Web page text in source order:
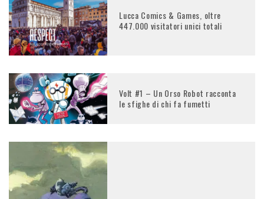
Lucca Comics & Games, oltre
447.000 visitatori unici totali
Volt #1 – Un Orso Robot racconta
le sfighe di chi fa fumetti